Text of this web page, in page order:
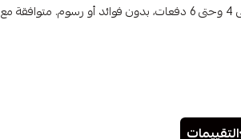
قسم دفعاتك بطريقة ميسرة إلى 4 وحتى 6 دفعات، بدون فوائد أو رسوم. متوافقة مع
التقييمات